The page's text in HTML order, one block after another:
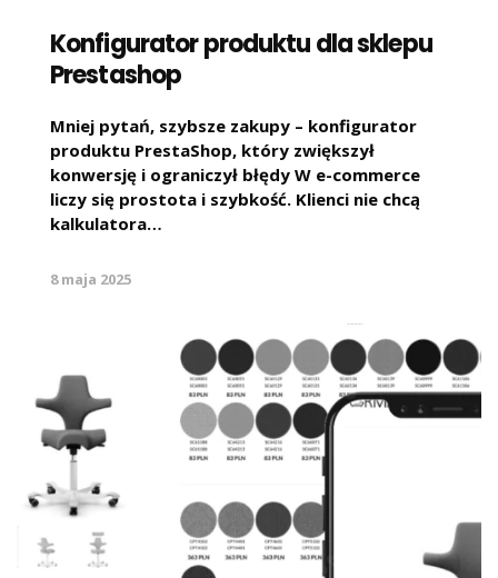
Konfigurator produktu dla sklepu
Prestashop
Mniej pytań, szybsze zakupy – konfigurator
produktu PrestaShop, który zwiększył
konwersję i ograniczył błędy W e-commerce
liczy się prostota i szybkość. Klienci nie chcą
kalkulatora…
8 maja 2025